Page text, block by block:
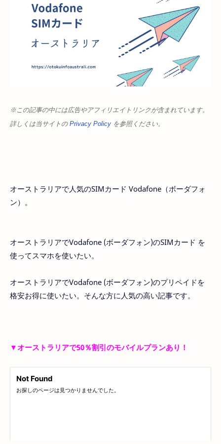
※この記事の中には広告やアフィリエイトリンクが含まれています。
詳しくは当サイトのPrivacy Policy を参照ください。
オーストラリアで人気のSIMカード Vodafone（ボーダフォ
ン）。
オーストラリアでVodafone (ボーダフォン)のSIMカード を
使ってスマホを使いたい。
オーストラリアでVodafone (ボーダフォン)のプリペイドを
格安お得に使いたい。そんな方に人気の高い記事です。
▼オーストラリアで50％割引のモバイルプランあり！